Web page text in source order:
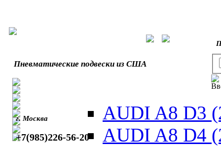
Пневматические подвески из США
г. Москва
+7(985)226-56-20
AUDI A8 D3
AUDI A8 D4